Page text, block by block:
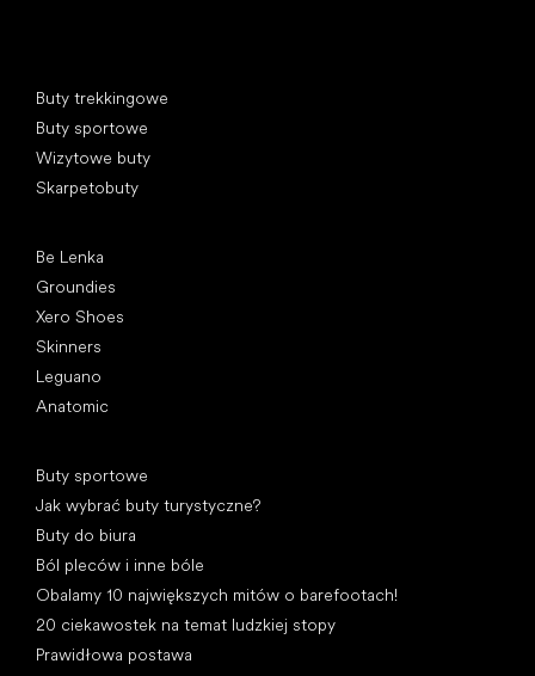
Buty trekkingowe
Buty sportowe
Wizytowe buty
Skarpetobuty
Be Lenka
Groundies
Xero Shoes
Skinners
Leguano
Anatomic
Buty sportowe
Jak wybrać buty turystyczne?
Buty do biura
Ból pleców i inne bóle
Obalamy 10 największych mitów o barefootach!
20 ciekawostek na temat ludzkiej stopy
Prawidłowa postawa